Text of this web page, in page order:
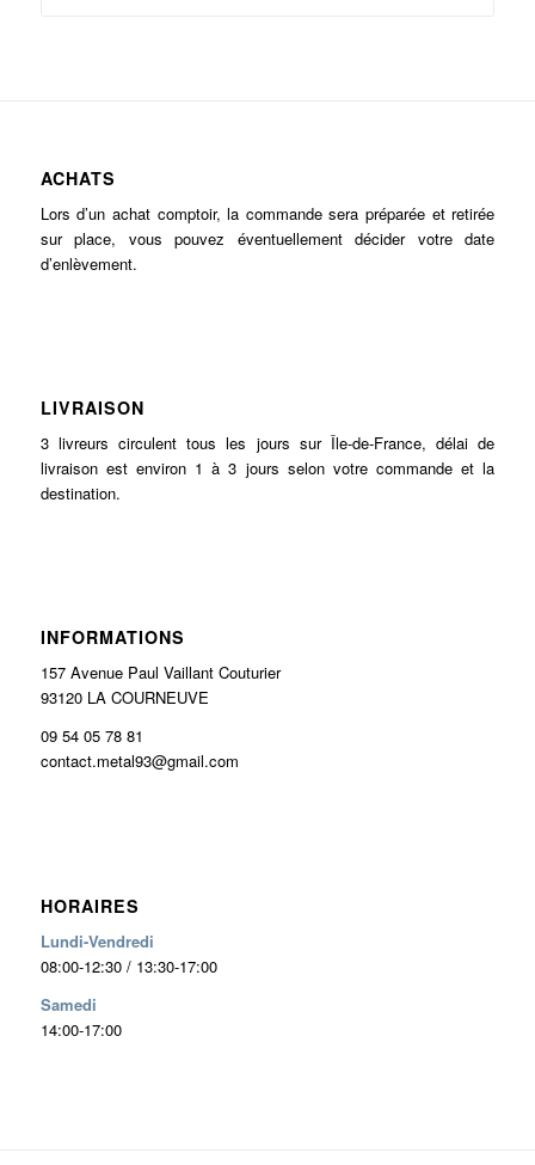
ACHATS
Lors d’un achat comptoir, la commande sera préparée et retirée
sur place, vous pouvez éventuellement décider votre date
d’enlèvement.
LIVRAISON
3 livreurs circulent tous les jours sur Île-de-France, délai de
livraison est environ 1 à 3 jours selon votre commande et la
destination.
INFORMATIONS
157 Avenue Paul Vaillant Couturier
93120 LA COURNEUVE
09 54 05 78 81
contact.metal93@gmail.com
HORAIRES
Lundi-Vendredi
08:00-12:30 / 13:30-17:00
Samedi
14:00-17:00